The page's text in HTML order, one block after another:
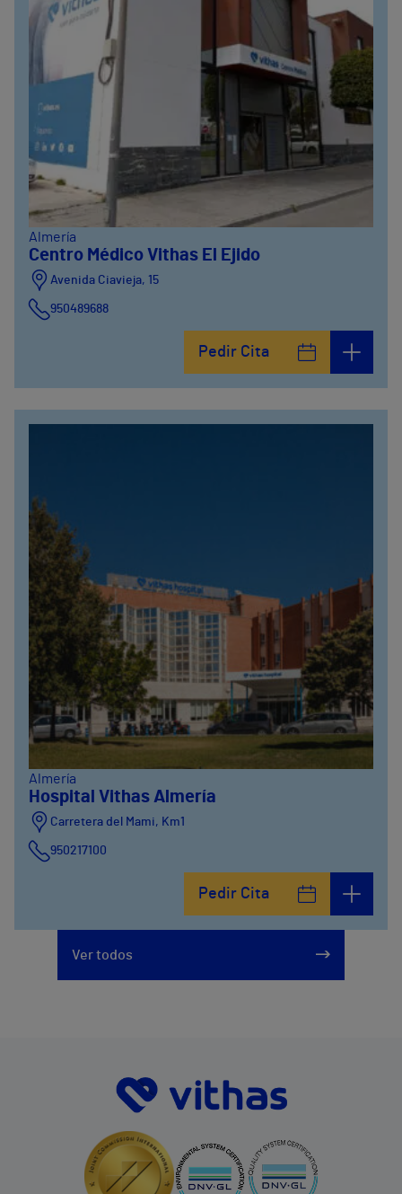
Almería
Centro Médico Vithas El Ejido
Avenida Ciavieja, 15
950489688
Pedir Cita
Almería
Hospital Vithas Almería
Carretera del Mami, Km1
950217100
Pedir Cita
Ver todos